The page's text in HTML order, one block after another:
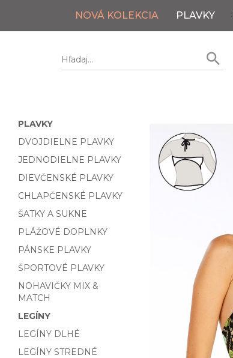
NOVÁ KOLEKCIA PLAVKY
PLAVKY
DVOJDIELNE PLAVKY
JEDNODIELNE PLAVKY
DIEVČENSKÉ PLAVKY
CHLAPČENSKÉ PLAVKY
ŠATKY A SUKNE
PLÁŽOVÉ DOPLNKY
PÁNSKE PLAVKY
ŠPORTOVÉ PLAVKY
NOHAVIČKY MIX &
MATCH
LEGÍNY
LEGÍNY DLHÉ
LEGÍNY STREDNÉ